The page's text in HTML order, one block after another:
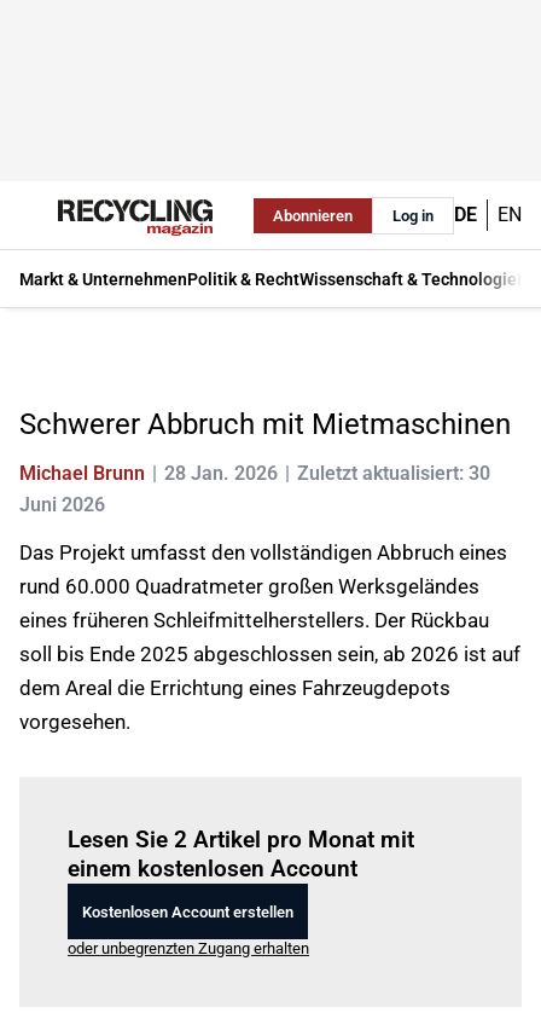
Abonnieren Log in DE EN
Markt & UnternehmenPolitik & RechtWissenschaft & Technologie
Schwerer Abbruch mit Mietmaschinen
Michael Brunn 28 Jan. 2026
Zuletzt aktualisiert: 30
Juni 2026
Das Projekt umfasst den vollständigen Abbruch eines
rund 60.000 Quadratmeter großen Werksgeländes
eines früheren Schleifmittelherstellers. Der Rückbau
soll bis Ende 2025 abgeschlossen sein, ab 2026 ist auf
dem Areal die Errichtung eines Fahrzeugdepots
vorgesehen.
Lesen Sie 2 Artikel pro Monat mit
einem kostenlosen Account
Kostenlosen Account erstellen
oder unbegrenzten Zugang erhalten